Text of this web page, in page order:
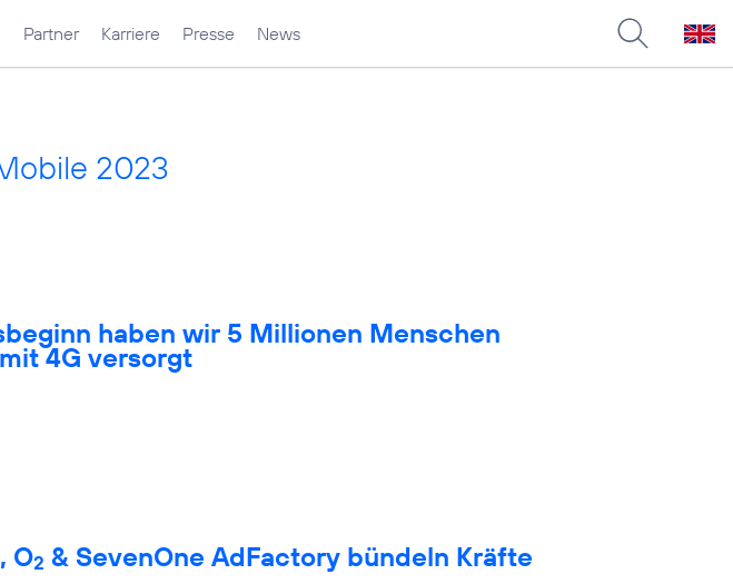
Partner Karriere Presse News
2023
haben wir 5 Millionen Menschen
4G versorgt
O2 & SevenOne AdFactory bündeln Kräfte